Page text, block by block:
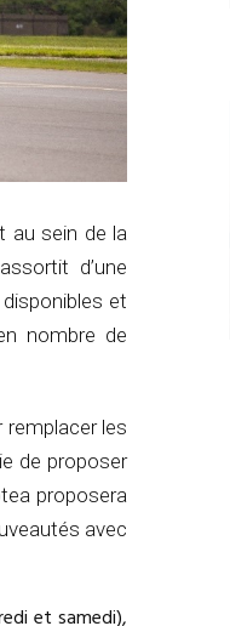
au sein de la
d’une
et
nombre de
remplacer les
de proposer
proposera
avec
et samedi),